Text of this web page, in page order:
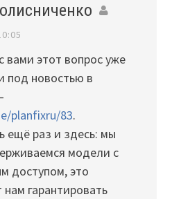
вами этот вопрос уже
под новостью в
planfixru/83.
ещё раз и здесь: мы
модели с
доступом, это
нам гарантировать